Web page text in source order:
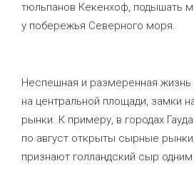
тюльпанов Кекенхоф, подышать
у побережья Северного моря.
Неспешная и размеренная
на центральной площади, замки
рынки. К примеру, в городах
по август открыты сырные
признают голландский сыр